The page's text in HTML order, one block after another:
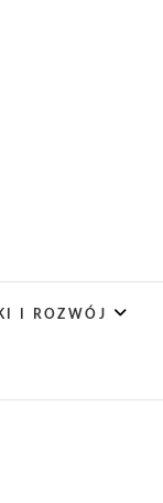
DIY Z
I ROZWÓJ